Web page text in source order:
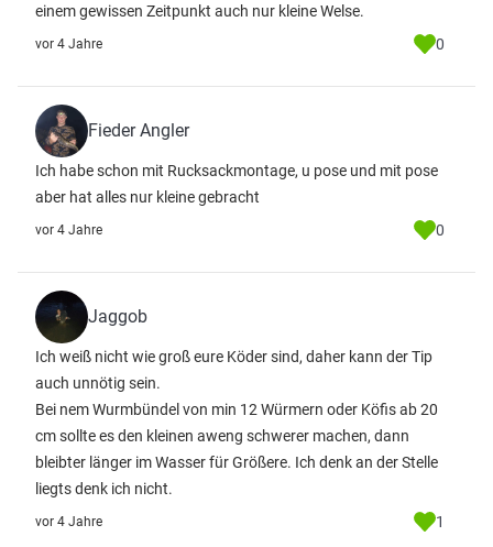
einem gewissen Zeitpunkt auch nur kleine Welse.
vor 4 Jahre 0
Fieder Angler
Ich habe schon mit Rucksackmontage, u pose und mit pose
aber hat alles nur kleine gebracht
vor 4 Jahre 0
Jaggob
Ich weiß nicht wie groß eure Köder sind, daher kann der Tip
auch unnötig sein.
Bei nem Wurmbündel von min 12 Würmern oder Köfis ab 20
cm sollte es den kleinen aweng schwerer machen, dann
bleibter länger im Wasser für Größere. Ich denk an der Stelle
liegts denk ich nicht.
vor 4 Jahre 1